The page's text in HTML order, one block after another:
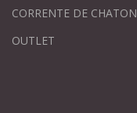
CORRENTE DE CHATON
OUTLET